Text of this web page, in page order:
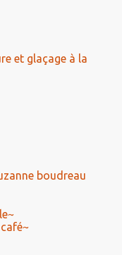
et glaçage à la
boudreau